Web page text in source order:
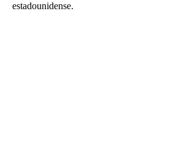
estadounidense.